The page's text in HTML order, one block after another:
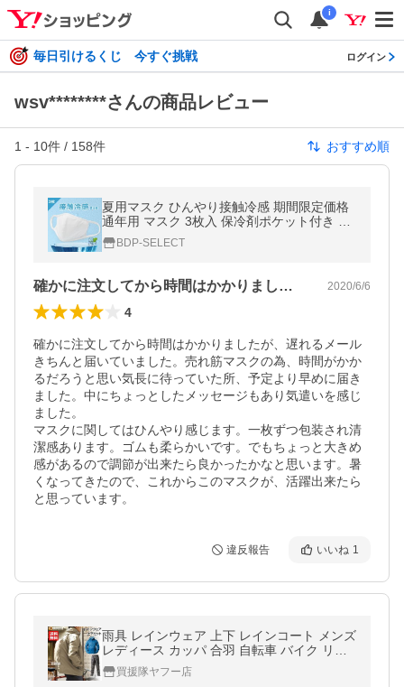
i
毎日引けるくじ 今すぐ挑戦 ログイン
wsv********さんの商品レビュー
1 - 10件 / 158件 おすすめ順
夏用マスク ひんやり接触冷感 期間限定価格
通年用 マスク 3枚入 保冷剤ポケット付き 通
気性抜群 息がしやすい 男女兼用 個包装 洗え
る UVカット 送料無料
BDP-SELECT
確かに注文してから時間はかかりましたが… 2020/6/6
4
確かに注文してから時間はかかりましたが、遅れるメール
きちんと届いていました。売れ筋マスクの為、時間がかか
るだろうと思い気長に待っていた所、予定より早めに届き
ました。中にちょっとしたメッセージもあり気遣いを感じ
ました。
マスクに関してはひんやり感じます。一枚ずつ包装され清
潔感あります。ゴムも柔らかいです。でもちょっと大きめ
感があるので調節が出来たら良かったかなと思います。暑
くなってきたので、これからこのマスクが、活躍出来たら
と思っています。
違反報告 いいね 1
雨具 レインウェア 上下 レインコート メンズ
レディース カッパ 合羽 自転車 バイク リュ
ック 通学 通勤 耐水 透湿 山登り 軽量 AS-76
00 Makku マック
買援隊ヤフー店